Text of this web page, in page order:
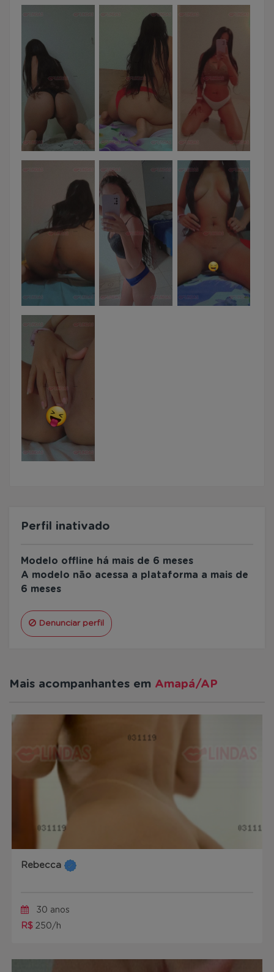
Perfil inativado
Modelo offline há mais de 6 meses
A modelo não acessa a plataforma a mais de
6 meses
Denunciar perfil
Mais acompanhantes em Amapá/AP
Rebecca
30 anos
R$ 250/h